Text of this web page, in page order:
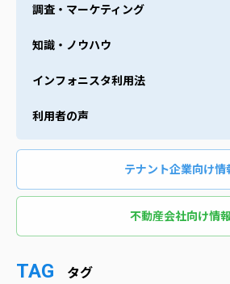
調査・マーケティング
知識・ノウハウ
インフォニスタ利用法
利用者の声
テナント企業向け情
不動産会社向け情
TAG タグ